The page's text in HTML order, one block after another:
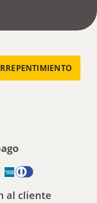
al cliente